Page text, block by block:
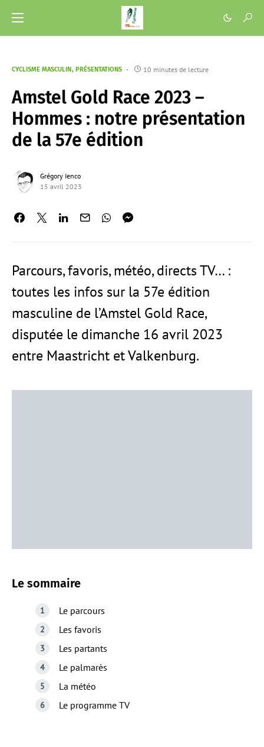
CYCLISME MASCULIN PRÉSENTATIONS 10 minutes de lecture
Amstel Gold Race 2023 –
Hommes : notre présentation
de la 57e édition
Grégory Ienco
15 avril 2023
Parcours, favoris, météo, directs TV… :
toutes les infos sur la 57e édition
masculine de l’Amstel Gold Race,
disputée le dimanche 16 avril 2023
entre Maastricht et Valkenburg.
Le sommaire
Le parcours
Les favoris
Les partants
Le palmarès
La météo
Le programme TV